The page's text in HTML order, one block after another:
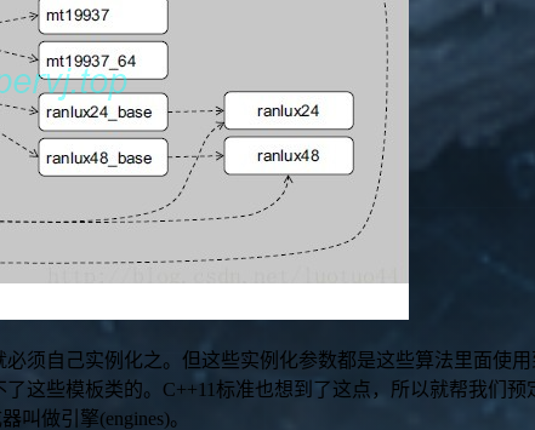
须自己实例化之。但这些实例化参数都是这些算法里面使
这些模板类的。C++11标准也想到了这点，所以就帮我们
叫做引擎(engines)。